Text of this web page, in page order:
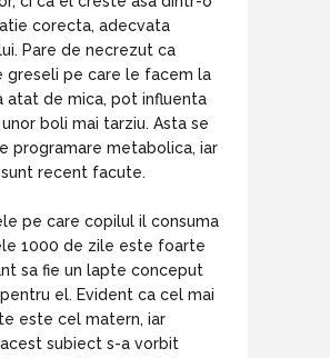
corecta, adecvata
Pare de necrezut ca
greseli pe care le facem la
atat de mica, pot influenta
boli mai tarziu. Asta se
programare metabolica, iar
recent facute.
pe care copilul il consuma
1000 de zile este foarte
sa fie un lapte conceput
el. Evident ca cel mai
este cel matern, iar
subiect s-a vorbit